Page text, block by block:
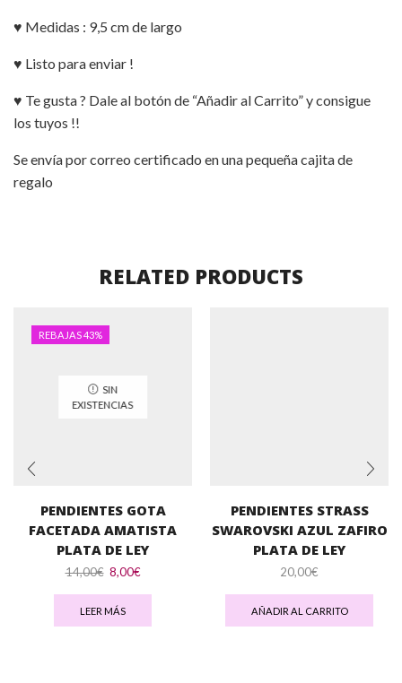
♥ Medidas : 9,5 cm de largo
♥ Listo para enviar !
♥ Te gusta ? Dale al botón de “Añadir al Carrito” y consigue
los tuyos !!
Se envía por correo certificado en una pequeña cajita de
regalo
RELATED PRODUCTS
REBAJAS 43%
SIN
EXISTENCIAS
PENDIENTES GOTA
FACETADA AMATISTA
PLATA DE LEY
14,00€ El
original
8,00€El
LEER MÁS
PENDIENTES STRASS
SWAROVSKI AZUL ZAFIRO
PLATA DE LEY
20,00€
AÑADIR AL CARRITO